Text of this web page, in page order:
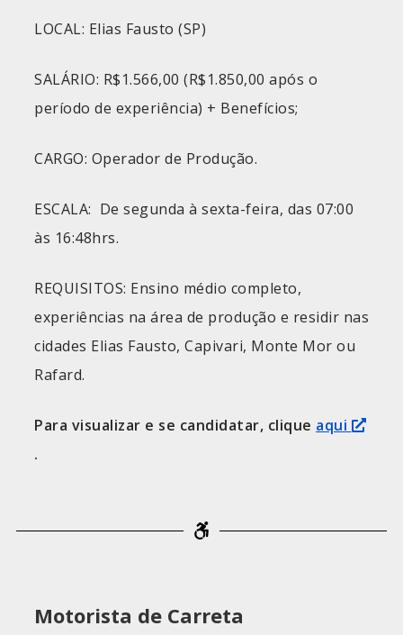
LOCAL: Elias Fausto (SP)
SALÁRIO: R$1.566,00 (R$1.850,00 após o
período de experiência) + Benefícios;
CARGO: Operador de Produção.
ESCALA: De segunda à sexta-feira, das 07:00
às 16:48hrs.
REQUISITOS: Ensino médio completo,
experiências na área de produção e residir nas
cidades Elias Fausto, Capivari, Monte Mor ou
Rafard.
Para visualizar e se candidatar, clique aqui
.
Motorista de Carreta